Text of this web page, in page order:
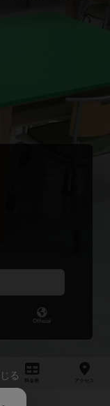
Official
料金 アクセス
る